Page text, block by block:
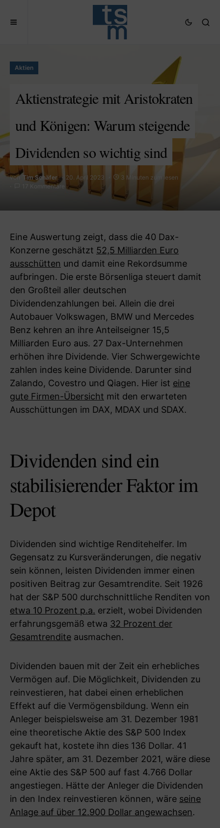
Aktien
Aktienstrategie mit Aristokraten
und Königen: Warum steigende
Dividenden so wichtig sind
von Tim Schäfer 20. April 2023
3 Minuten zum lesen
17 Kommentare
Eine Auswertung zeigt, dass die 40 Dax-
Konzerne geschätzt 52,5 Milliarden Euro
ausschütten und damit eine Rekordsumme
aufbringen. Die erste Börsenliga steuert damit
den Großteil aller deutschen
Dividendenzahlungen bei. Allein die drei
Autobauer Volkswagen, BMW und Mercedes
Benz kehren an ihre Anteilseigner 15,5
Milliarden Euro aus. 27 Dax-Unternehmen
erhöhen ihre Dividende. Vier Schwergewichte
zahlen indes keine Dividende. Darunter sind
Zalando, Covestro und Qiagen. Hier ist eine
gute Firmen-Übersicht mit den erwarteten
Ausschüttungen im DAX, MDAX und SDAX.
Dividenden sind ein
stabilisierender Faktor im
Depot
Dividenden sind wichtige Renditehelfer. Im
Gegensatz zu Kursveränderungen, die negativ
sein können, leisten Dividenden immer einen
positiven Beitrag zur Gesamtrendite. Seit 1926
hat der S&P 500 durchschnittliche Renditen von
etwa 10 Prozent p.a. erzielt, wobei Dividenden
erfahrungsgemäß etwa 32 Prozent der
Gesamtrendite ausmachen.
Dividenden bauen mit der Zeit ein erhebliches
Vermögen auf. Die Möglichkeit, Dividenden zu
reinvestieren, hat dabei einen erheblichen
Effekt auf die Vermögensbildung. Wenn ein
Anleger beispielsweise am 31. Dezember 1981
eine theoretische Aktie des S&P 500 Index
gekauft hat, kostete ihn dies 136 Dollar. 41
Jahre später, am 31. Dezember 2021, wäre diese
eine Aktie des S&P 500 auf fast 4.766 Dollar
angestiegen. Hätte der Anleger die Dividenden
in den Index reinvestieren können, wäre seine
Anlage auf über 12.900 Dollar angewachsen.